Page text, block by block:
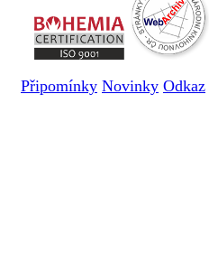
Připomínky Novinky Odkaz